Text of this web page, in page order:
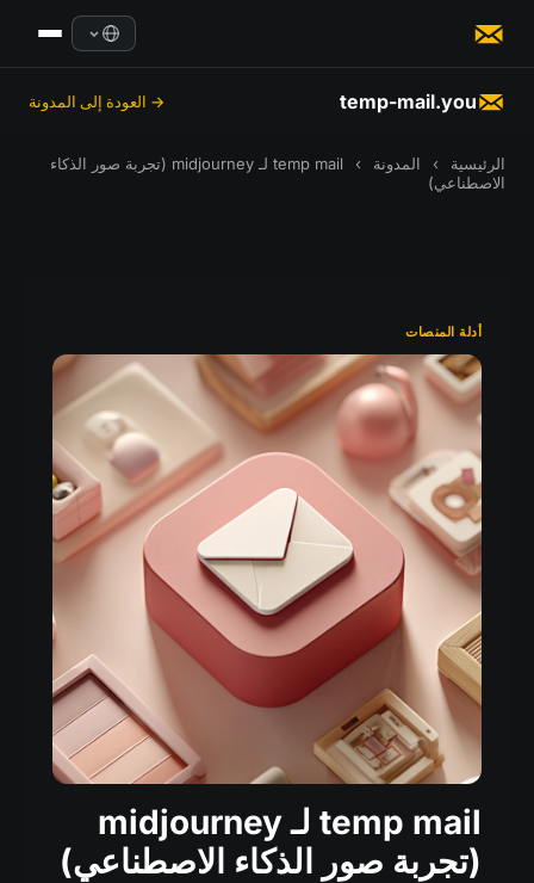
temp-mail.you → العودة إلى المدونة
الرئيسية › المدونة ›
temp mail لـ midjourney (تجربة صور الذكاء
الاصطناعي)
أدلة المنصات
temp mail لـ midjourney
(تجربة صور الذكاء الاصطناعي)